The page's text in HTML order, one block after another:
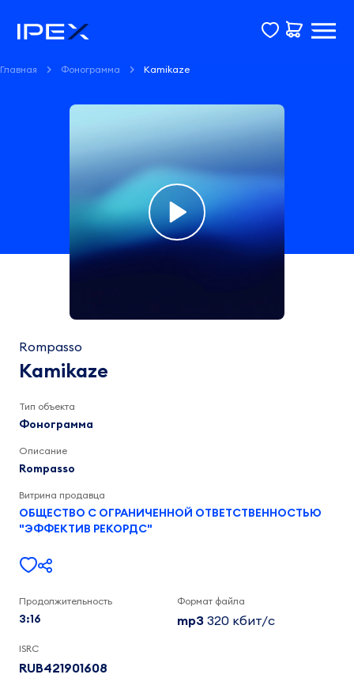
Главная Фонограмма Kamikaze
Rompasso
Rompasso
Kamikaze
Тип объекта
Фонограмма
Описание
Rompasso
Витрина продавца
ОБЩЕСТВО С ОГРАНИЧЕННОЙ ОТВЕТСТВЕННОСТЬЮ
"ЭФФЕКТИВ РЕКОРДС"
Продолжительность
3:16
Формат файла
mp3 320 кбит/c
ISRC
RUB421901608